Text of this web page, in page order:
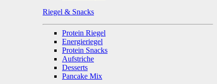
Riegel & Snacks
Protein Riegel
Energieriegel
Protein Snacks
Aufstriche
Desserts
Pancake Mix